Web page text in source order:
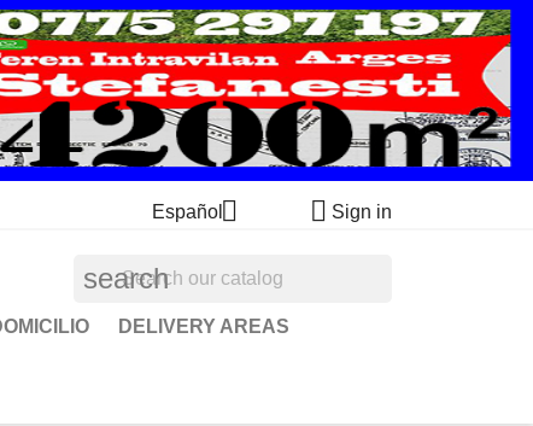
Español  Sign in
search
DELIVERY AREAS